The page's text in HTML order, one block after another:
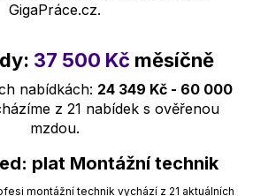
GigaPráce.cz.
37 500 Kč měsíčně
nabídkách: 24 349 Kč - 60 000
z 21 nabídek s ověřenou
mzdou.
plat Montážní technik
montážní technik vychází z 21 aktuálních